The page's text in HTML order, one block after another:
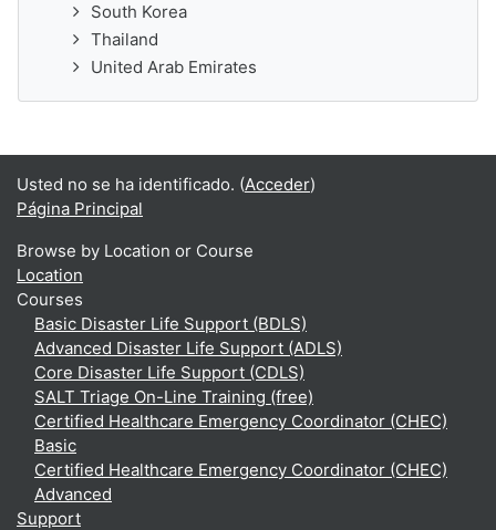
South Korea
Thailand
United Arab Emirates
Usted no se ha identificado. (Acceder)
Página Principal
Browse by Location or Course
Location
Courses
Basic Disaster Life Support (BDLS)
Advanced Disaster Life Support (ADLS)
Core Disaster Life Support (CDLS)
SALT Triage On-Line Training (free)
Certified Healthcare Emergency Coordinator (CHEC)
Basic
Certified Healthcare Emergency Coordinator (CHEC)
Advanced
Support